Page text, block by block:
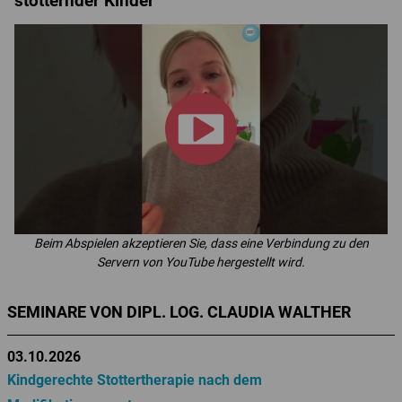
Beim Abspielen akzeptieren Sie, dass eine Verbindung zu den
Servern von YouTube hergestellt wird.
SEMINARE VON DIPL. LOG. CLAUDIA WALTHER
03.10.2026
Kindgerechte Stottertherapie nach dem